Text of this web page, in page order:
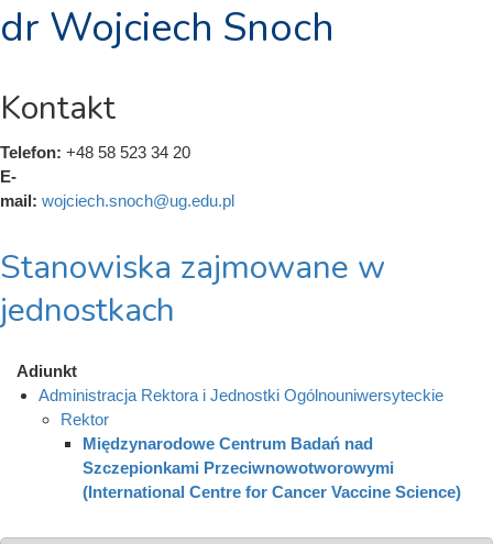
dr Wojciech Snoch
Kontakt
Telefon: +48 58 523 34 20
E-
mail: wojciech.snoch@ug.edu.pl
Stanowiska zajmowane w
jednostkach
Adiunkt
Administracja Rektora i Jednostki Ogólnouniwersyteckie
Rektor
Międzynarodowe Centrum Badań nad
Szczepionkami Przeciwnowotworowymi
(International Centre for Cancer Vaccine Science)